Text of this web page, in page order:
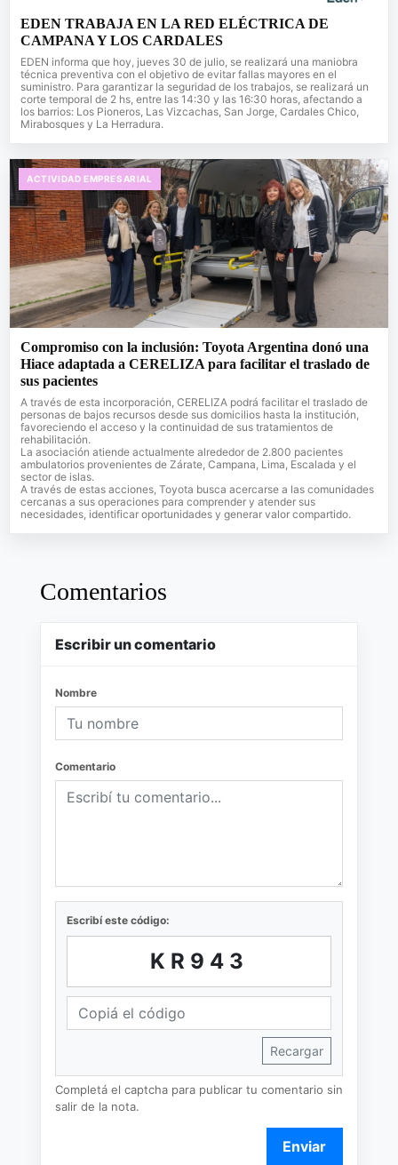
EDEN TRABAJA EN LA RED ELÉCTRICA DE
CAMPANA Y LOS CARDALES
EDEN informa que hoy, jueves 30 de julio, se realizará una maniobra
técnica preventiva con el objetivo de evitar fallas mayores en el
suministro. Para garantizar la seguridad de los trabajos, se realizará un
corte temporal de 2 hs, entre las 14:30 y las 16:30 horas, afectando a
los barrios: Los Pioneros, Las Vizcachas, San Jorge, Cardales Chico,
Mirabosques y La Herradura.
ACTIVIDAD EMPRESARIAL
Compromiso con la inclusión: Toyota Argentina donó una
Hiace adaptada a CERELIZA para facilitar el traslado de
sus pacientes
A través de esta incorporación, CERELIZA podrá facilitar el traslado de
personas de bajos recursos desde sus domicilios hasta la institución,
favoreciendo el acceso y la continuidad de sus tratamientos de
rehabilitación.
La asociación atiende actualmente alrededor de 2.800 pacientes
ambulatorios provenientes de Zárate, Campana, Lima, Escalada y el
sector de islas.
A través de estas acciones, Toyota busca acercarse a las comunidades
cercanas a sus operaciones para comprender y atender sus
necesidades, identificar oportunidades y generar valor compartido.
Comentarios
Escribir un comentario
Nombre
Comentario
Escribí este código:
KR943
Recargar
Completá el captcha para publicar tu comentario sin
salir de la nota.
Enviar